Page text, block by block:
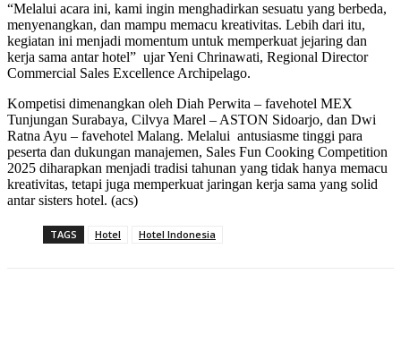
“Melalui acara ini, kami ingin menghadirkan sesuatu yang berbeda,
menyenangkan, dan mampu memacu kreativitas. Lebih dari itu,
kegiatan ini menjadi momentum untuk memperkuat jejaring dan
kerja sama antar hotel” ujar Yeni Chrinawati, Regional Director
Commercial Sales Excellence Archipelago.
Kompetisi dimenangkan oleh Diah Perwita – favehotel MEX
Tunjungan Surabaya, Cilvya Marel – ASTON Sidoarjo, dan Dwi
Ratna Ayu – favehotel Malang. Melalui antusiasme tinggi para
peserta dan dukungan manajemen, Sales Fun Cooking Competition
2025 diharapkan menjadi tradisi tahunan yang tidak hanya memacu
kreativitas, tetapi juga memperkuat jaringan kerja sama yang solid
antar sisters hotel. (acs)
TAGS Hotel Hotel Indonesia